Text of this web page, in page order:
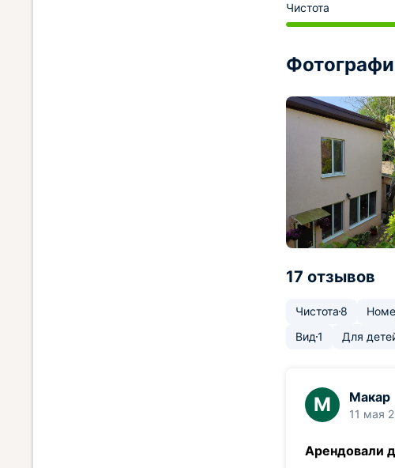
Чистота
17 отзывов
Чистота 8
Вид1 Для
М Макар
11 мая
Арендовали